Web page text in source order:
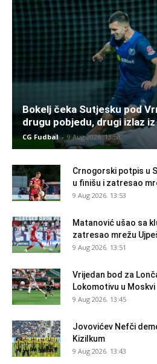
Bokelj čeka Sutjesku pod
drugu pobjedu, drugi izlaz
CG Fudbal - 9 Aug 2026. 13:58
Crnogorski potpis u
u finišu i zatresao
9 Aug 2026. 13:53
Matanović ušao sa
zatresao mrežu
9 Aug 2026. 13:51
Vrijedan bod za
Lokomotivu u Moskvi
9 Aug 2026. 13:45
Jovovićev Nefči
Kizilkum
9 Aug 2026. 13:43